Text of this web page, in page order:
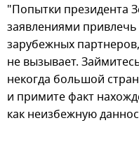
"Попытки президента
заявлениями
зарубежных
не вызывает.
некогда большой
и примите факт
как неизбежную